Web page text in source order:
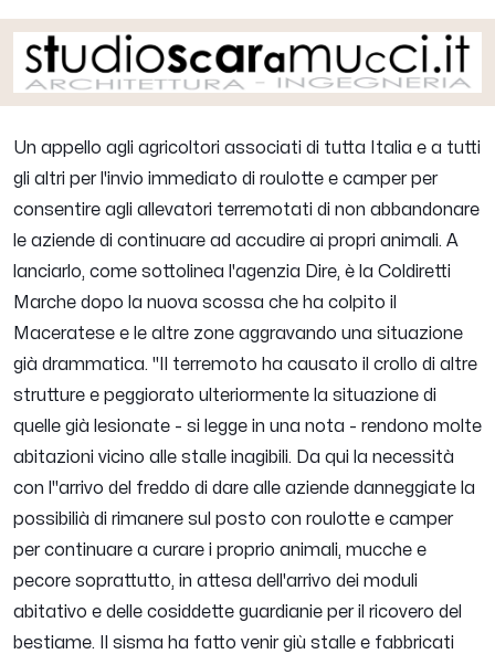
Un appello agli agricoltori associati di tutta Italia e a tutti
gli altri per l'invio immediato di roulotte e camper per
consentire agli allevatori terremotati di non abbandonare
le aziende di continuare ad accudire ai propri animali. A
lanciarlo, come sottolinea l'agenzia Dire, è la Coldiretti
Marche dopo la nuova scossa che ha colpito il
Maceratese e le altre zone aggravando una situazione
già drammatica. " Il terremoto ha causato il crollo di altre
strutture e peggiorato ulteriormente la situazione di
quelle già lesionate - si legge in una nota - rendono molte
abitazioni vicino alle stalle inagibili. Da qui la necessità
con l''arrivo del freddo di dare alle aziende danneggiate la
possibilià di rimanere sul posto con roulotte e camper
per continuare a curare i proprio animali, mucche e
pecore soprattutto, in attesa dell'arrivo dei moduli
abitativo e delle cosiddette guardianie per il ricovero del
bestiame. Il sisma ha fatto venir giù stalle e fabbricati